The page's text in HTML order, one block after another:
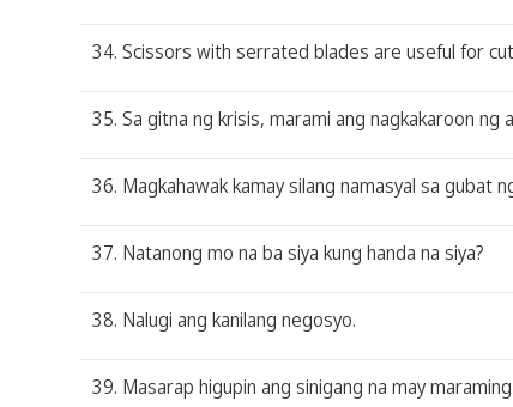
34. Scissors with serrated blades are useful for
35. Sa gitna ng krisis, marami ang nagkakaroon ng
36. Magkahawak kamay silang namasyal sa gubat
37. Natanong mo na ba siya kung handa na siya?
38. Nalugi ang kanilang negosyo.
39. Masarap higupin ang sinigang na may maraming